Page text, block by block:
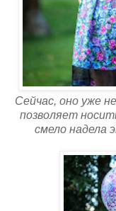
Сейчас, оно уже
позволяет
смело надела